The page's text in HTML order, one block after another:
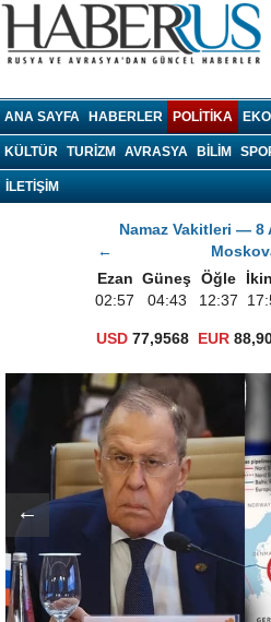
ANA SAYFA HABERLER POLITIKA
KÜLTÜR TURIZM AVRASYA BILIM
İLETİŞİM
Namaz Vakitleri — 8
←
Ezan Güneş Öğle
02:57
04:43 12:37
USD 77,9568 EUR
←